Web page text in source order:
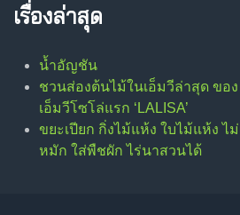
เรื่องล่าสุด
น้ำอัญชัน
ชวนส่องต้นไม้ในเอ็มวีล่าสุด ขอ
เอ็มวีโซโล่แรก ‘LALISA’
ขยะเปียก กิ่งไม้แห้ง ใบไม้แห้ง ไ
หมัก ใส่พืชผัก ไร่นาสวนได้